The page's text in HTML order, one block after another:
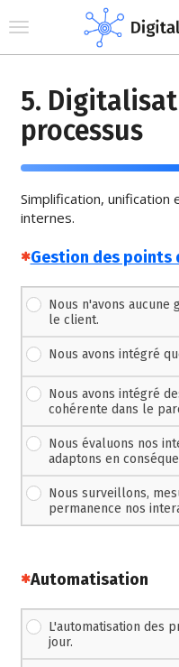
Toggle navigation
5.
processus
Simplification,
internes.
(Cette question est
Gestion des points
Nous n'avons aucune
le client.
Nous avons intégré
Nous avons intégré
cohérente dans le
Nous évaluons nos
adaptons en
Nous surveillons,
permanence nos
(Cette question est
Automatisation
L'automatisation des
jour.